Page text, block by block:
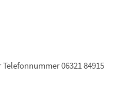
06321 84915